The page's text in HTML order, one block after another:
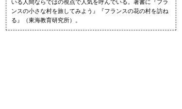
いる人間ならではの視点で人気を呼んでいる。著書に『フラ
ンスの小さな村を旅してみよう』『フランスの花の村を訪ね
る』（東海教育研究所）。